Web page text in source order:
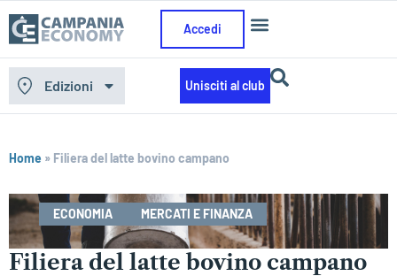
Accedi
Edizioni Unisciti al club
Home » Filiera del latte bovino campano
ECONOMIA MERCATI E FINANZA
Filiera del latte bovino campano